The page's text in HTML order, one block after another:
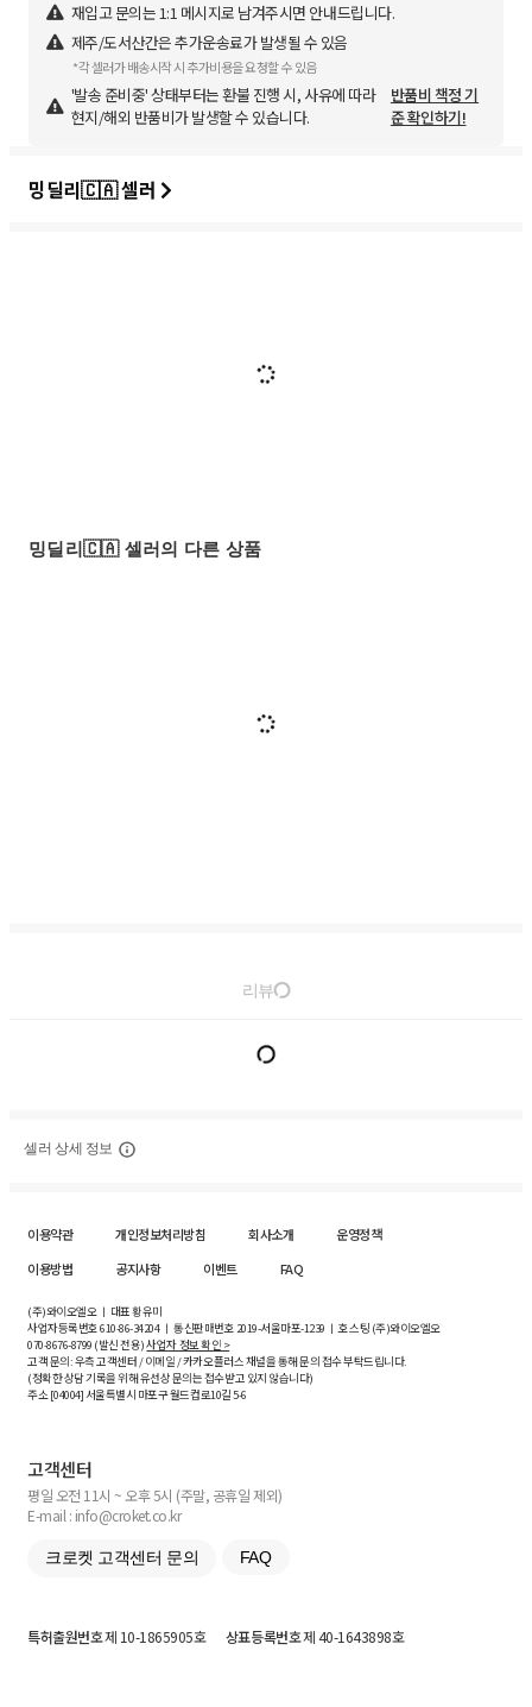
재입고 문의는 1:1 메시지로 남겨주시면 안내드립니다.
제주/도서산간은 추가운송료가 발생될 수 있음
*각 셀러가 배송시작 시 추가비용을 요청할 수 있음
'발송 준비중' 상태부터는 환불 진행 시, 사유에 따라
현지/해외 반품비가 발생할 수 있습니다.
반품비 책정 기
준 확인하기!
밍딜리🇨🇦 셀러
밍딜리🇨🇦 셀러의 다른 상품
리뷰
셀러 상세 정보
이용약관 개인정보처리방침 회사소개
운영정책
이용방법
공지사항 이벤트 FAQ
(주)와이오엘오 ㅣ 대표 황유미
사업자등록번호610-86-34204ㅣ 통신판매번호 2019-서울마포-1239 ㅣ 호스팅 (주)와이오엘오
070-8676-8799 (발신 전용)사업자 정보 확인 >
고객 문의: 우측 고객센터 / 이메일 / 카카오플러스 채널을 통해 문의 접수 부탁드립니다.
(정확한 상담 기록을 위해 유선상 문의는 접수받고 있지 않습니다)
주소 [04004] 서울특별시 마포구 월드컵로10길5-6
고객센터
평일 오전 11시 ~ 오후 5시 (주말, 공휴일 제외)
E-mail : info@croket.co.kr
크로켓 고객센터 문의 FAQ
특허출원번호제 10-1865905호 상표등록번호제 40-1643898호